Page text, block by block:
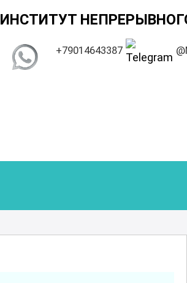
ИНСТИТУТ
+79014643387